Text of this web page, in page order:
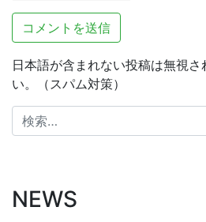
日本語が含まれない投稿は無視
い。（スパム対策）
検
索:
NEWS